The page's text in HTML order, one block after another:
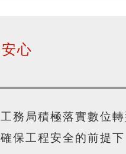
心
務局積極落實數位
保工程安全的前提